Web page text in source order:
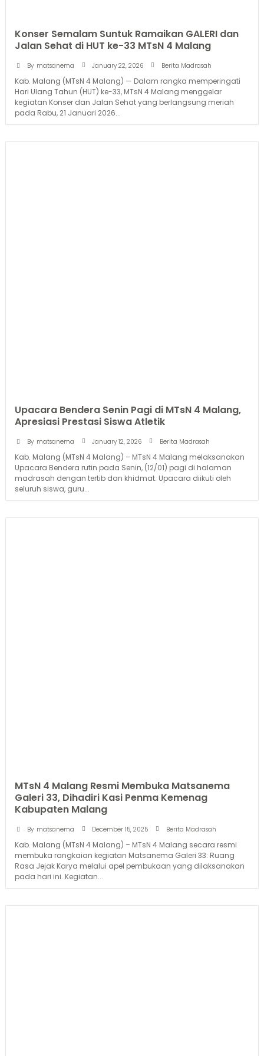
Konser Semalam Suntuk Ramaikan GALERI dan
Jalan Sehat di HUT ke-33 MTsN 4 Malang
By matsanema January 22, 2026 Berita Madrasah
Kab. Malang (MTsN 4 Malang) — Dalam rangka memperingati
Hari Ulang Tahun (HUT) ke-33, MTsN 4 Malang menggelar
kegiatan Konser dan Jalan Sehat yang berlangsung meriah
pada Rabu, 21 Januari 2026...
Upacara Bendera Senin Pagi di MTsN 4 Malang,
Apresiasi Prestasi Siswa Atletik
By matsanema January 12, 2026 Berita Madrasah
Kab. Malang (MTsN 4 Malang) – MTsN 4 Malang melaksanakan
Upacara Bendera rutin pada Senin, (12/01) pagi di halaman
madrasah dengan tertib dan khidmat. Upacara diikuti oleh
seluruh siswa, guru...
MTsN 4 Malang Resmi Membuka Matsanema
Galeri 33, Dihadiri Kasi Penma Kemenag
Kabupaten Malang
By matsanema December 15, 2025 Berita Madrasah
Kab. Malang (MTsN 4 Malang) – MTsN 4 Malang secara resmi
membuka rangkaian kegiatan Matsanema Galeri 33: Ruang
Rasa Jejak Karya melalui apel pembukaan yang dilaksanakan
pada hari ini. Kegiatan...